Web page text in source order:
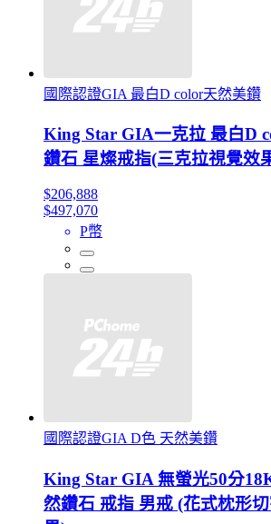
國際認證GIA 最白D color天然美鑽
King Star GIA一克拉 最白D
鑽石 星燦戒指(三克拉視覺效
$206,888
$497,070
P幣
國際認證GIA D色 天然美鑽
King Star GIA 無螢光50分
然鑽石 戒指 男戒 (花式枕形